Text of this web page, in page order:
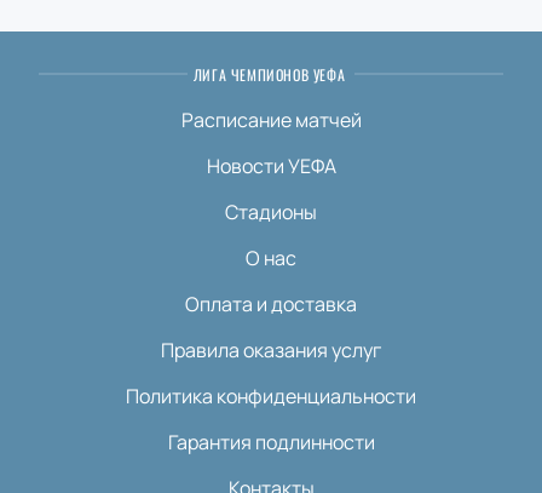
ЛИГА ЧЕМПИОНОВ УЕФА
Расписание матчей
Новости УЕФА
Стадионы
О нас
Оплата и доставка
Правила оказания услуг
Политика конфиденциальности
Гарантия подлинности